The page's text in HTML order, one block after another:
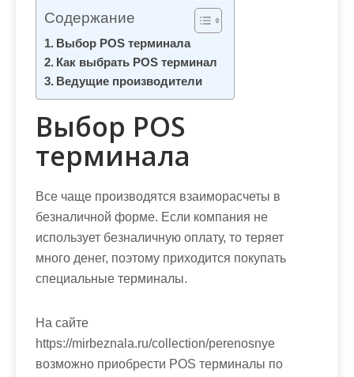
Содержание
Выбор POS терминала
Как выбрать POS терминал
Ведущие производители
Выбор POS
терминала
Все чаще производятся взаиморасчеты в
безналичной форме. Если компания не
использует безналичную оплату, то теряет
много денег, поэтому приходится покупать
специальные терминалы.
На сайте
https://mirbeznala.ru/collection/perenosnye
возможно приобрести POS терминалы по